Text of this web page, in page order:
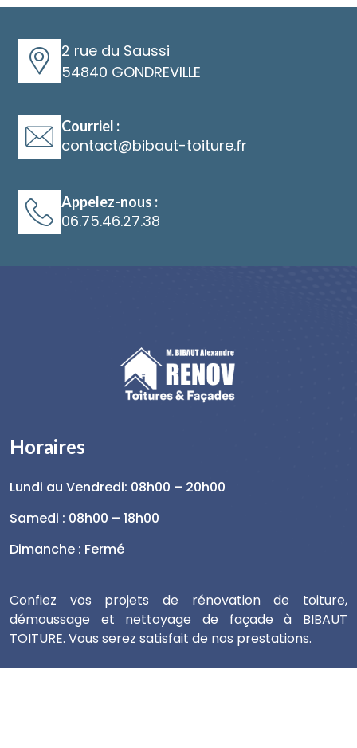
2 rue du Saussi
54840 GONDREVILLE
Courriel :
@
Appelez-nous :
06.75.46.27.38
Horaires
Lundi au Vendredi: 08h00 – 20h00
Samedi : 08h00 – 18h00
Dimanche : Fermé
Confiez vos projets de rénovation de toiture,
démoussage et nettoyage de façade à BIBAUT
TOITURE. Vous serez satisfait de nos prestations.